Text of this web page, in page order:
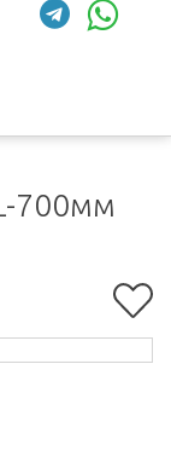
700мм